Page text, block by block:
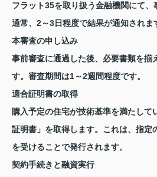
フラット35を取り扱う金融機関にて、
通常、2～3日程度で結果が通知されま
本審査の申し込み
事前審査に通過した後、必要書類を揃
す。審査期間は1～2週間程度です。
適合証明書の取得
購入予定の住宅が技術基準を満たして
証明書」を取得します。これは、指定
を受けることで発行されます。
契約手続きと融資実行